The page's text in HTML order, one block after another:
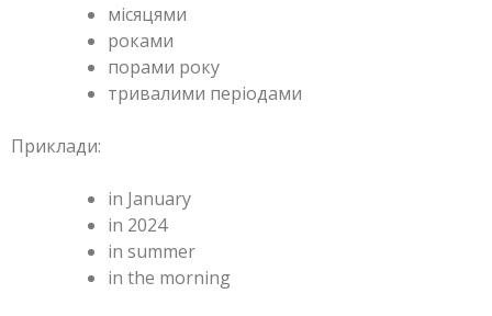
місяцями
роками
порами року
тривалими періодами
Приклади:
in January
in 2024
in summer
in the morning